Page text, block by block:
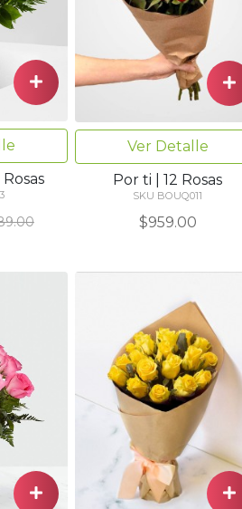
Ver Detalle
Por ti | 12 Rosas
SKU BOUQ011
$959.00